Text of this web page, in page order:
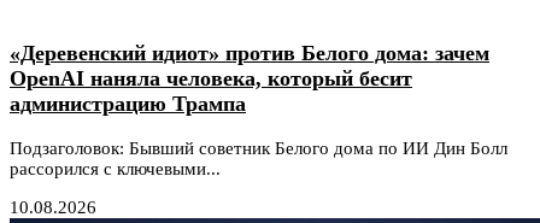
«Деревенский идиот» против Белого дома: зачем
OpenAI наняла человека, который бесит
администрацию Трампа
Подзаголовок: Бывший советник Белого дома по ИИ Дин Болл
рассорился с ключевыми...
10.08.2026